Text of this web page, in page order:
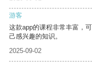
游客
这款app的课程非常丰富，
己感兴趣的知识。
2025-09-02